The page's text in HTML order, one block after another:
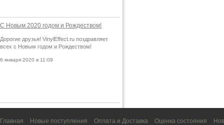
С Новым 2020 годом и Рождеством!
Дорогие друзья! VinylEffect.ru поздравляет
всех с Новым годом и Рождеством!
6 января 2020 в 11:09
Главная Новые поступления Оплата и Доставка Оценка состояния